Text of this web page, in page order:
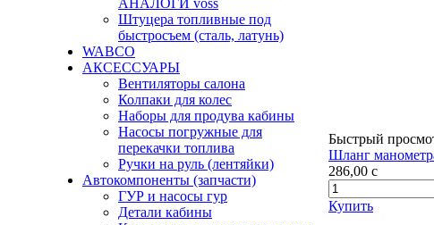
АНАЛОГИ voss
Штуцера топливные под
быстросъем (сталь, латунь)
WABCO
АКСЕССУАРЫ
Вентиляторы салона
Колпаки для колес
Наборы для продува кабины
Насосы погружные для
перекачки топлива
Ручки на руль (лентяйки)
Автокомпоненты (запчасти)
ГУР и насосы гур
Детали кабины
Быстрый
Шланг
286,00 c
Купить